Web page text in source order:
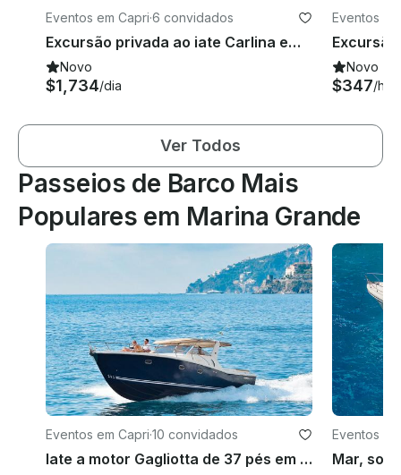
Eventos em Capri·6 convidados
Excursão privada ao iate Carlina em Capri
Novo
$1,734/dia
Eventos
Novo
$347/
Ver Todos
Passeios de Barco Mais
Populares em Marina Grande
Eventos em Capri·10 convidados
Iate a motor Gagliotta de 37 pés em Capri, Campania
Eventos